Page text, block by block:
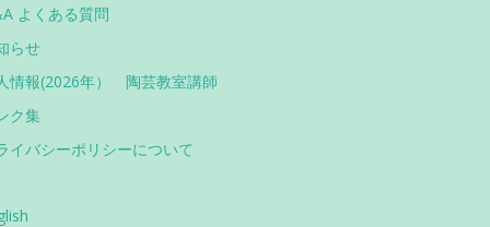
よくある質問
らせ
情報(2026年） 陶芸教室講師
ク集
イバシーポリシーについて